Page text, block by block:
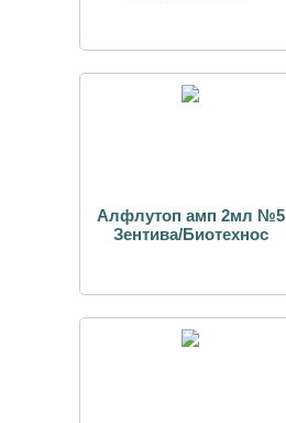
Алфлутоп амп 2мл №5
Зентива/Биотехнос